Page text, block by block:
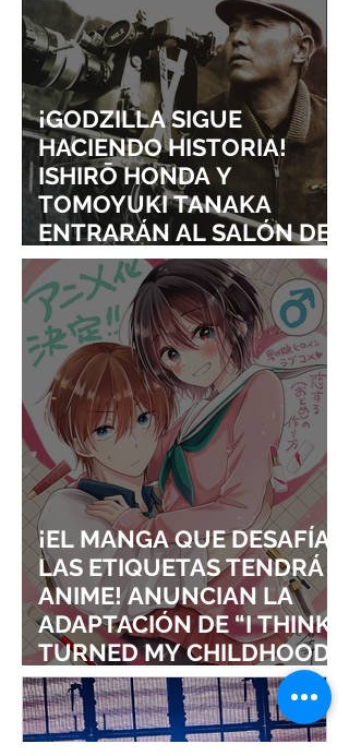
¡GODZILLA SIGUE
HACIENDO HISTORIA!
ISHIRŌ HONDA Y
TOMOYUKI TANAKA
ENTRARÁN AL SALÓN DE
LA FAMA DE LOS EFECTOS
VISUALES
¡EL MANGA QUE DESAFÍA
LAS ETIQUETAS TENDRÁ
ANIME! ANUNCIAN LA
ADAPTACIÓN DE “I THINK I
TURNED MY CHILDHOOD
FRIEND INTO A GIRL”